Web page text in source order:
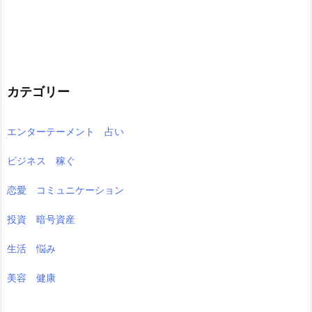
カテゴリー
エンターテーメント 占い
ビジネス 稼ぐ
恋愛 コミュニケーション
投資 暗号資産
生活 悩み
美容 健康